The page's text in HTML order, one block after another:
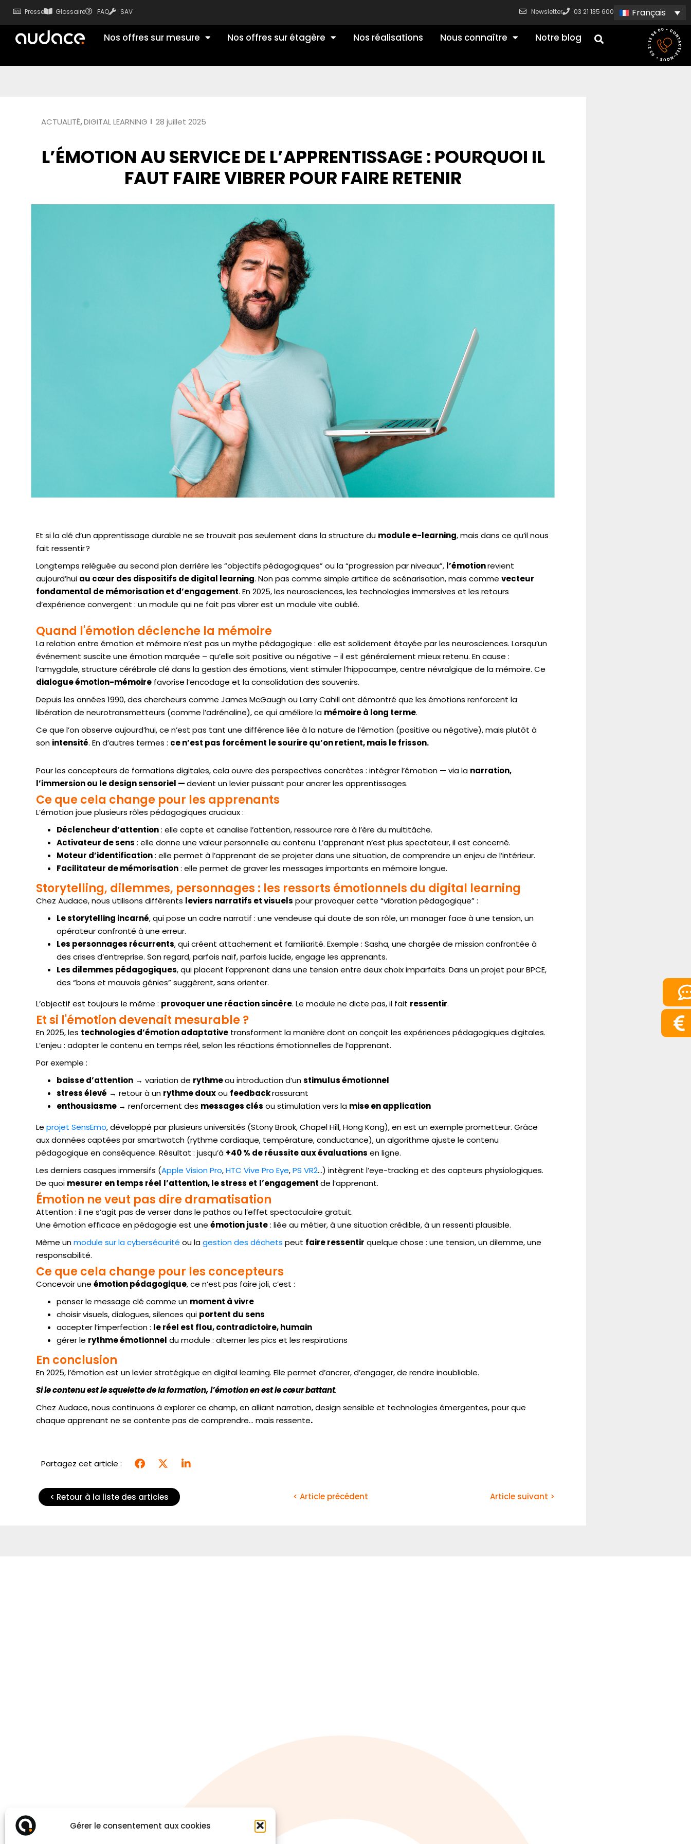
Gérer le consentement aux cookies
Presse Glossaire FAQ SAV Newsletter 03 21 135 600 Français
Nos offres sur mesure Nos offres sur étagère Nos réalisations Nous connaître Notre blog
ACTUALITÉ,DIGITAL LEARNING 28 juillet 2025
L’ÉMOTION AU SERVICE DE L’APPRENTISSAGE : POURQUOI IL
FAUT FAIRE VIBRER POUR FAIRE RETENIR
Et si la clé d’un apprentissage durable ne se trouvait pas seulement dans la structure du module e-learning, mais dans ce qu’il nous
fait ressentir ?
Longtemps reléguée au second plan derrière les “objectifs pédagogiques” ou la “progression par niveaux”, l’émotionrevient
aujourd’hui au cœur des dispositifs de digital learning. Non pas comme simple artifice de scénarisation, mais comme vecteur
fondamental de mémorisation et d’engagement. En 2025, les neurosciences, les technologies immersives et les retours
d’expérience convergent : un module qui ne fait pas vibrer est un module vite oublié.
Quand l'émotion déclenche la mémoire
La relation entre émotion et mémoire n’est pas un mythe pédagogique : elle est solidement étayée par les neurosciences. Lorsqu’un
événement suscite une émotion marquée – qu’elle soit positive ou négative – il est généralement mieux retenu. En cause :
l’amygdale, structure cérébrale clé dans la gestion des émotions, vient stimuler l’hippocampe, centre névralgique de la mémoire. Ce
dialogue émotion-mémoire favorise l’encodage et la consolidation des souvenirs.
Depuis les années 1990, des chercheurs comme James McGaugh ou Larry Cahill ont démontré que les émotions renforcent la
libération de neurotransmetteurs (comme l’adrénaline), ce qui améliore la mémoire à long terme.
Ce que l’on observe aujourd’hui, ce n’est pas tant une différence liée à la nature de l’émotion (positive ou négative), mais plutôt à
son intensité. En d’autres termes : ce n’est pas forcément le sourire qu’on retient, mais le frisson.
Pour les concepteurs de formations digitales, cela ouvre des perspectives concrètes : intégrer l’émotion — via la narration,
l’immersion ou le design sensoriel —devient un levier puissant pour ancrer les apprentissages.
Ce que cela change pour les apprenants
L’émotion joue plusieurs rôles pédagogiques cruciaux :
Déclencheur d’attention: elle capte et canalise l’attention, ressource rare à l’ère du multitâche.
Activateur de sens : elle donne une valeur personnelle au contenu. L’apprenant n’est plus spectateur, il est concerné.
Moteur d’identification: elle permet à l’apprenant de se projeter dans une situation, de comprendre un enjeu de l’intérieur.
Facilitateur de mémorisation: elle permet de graver les messages importants en mémoire longue.
Storytelling, dilemmes, personnages : les ressorts émotionnels du digital learning
Chez Audace, nous utilisons différents leviers narratifs et visuels pour provoquer cette “vibration pédagogique” :
Le storytelling incarné, qui pose un cadre narratif : une vendeuse qui doute de son rôle, un manager face à une tension, un
opérateur confronté à une erreur.
Les personnages récurrents, qui créent attachement et familiarité. Exemple : Sasha, une chargée de mission confrontée à
des crises d’entreprise. Son regard, parfois naïf, parfois lucide, engage les apprenants.
Les dilemmes pédagogiques, qui placent l’apprenant dans une tension entre deux choix imparfaits. Dans un projet pour BPCE,
des “bons et mauvais génies” suggèrent, sans orienter.
L’objectif est toujours le même : provoquer une réaction sincère. Le module ne dicte pas, il fait ressentir.
Et si l'émotion devenait mesurable ?
En 2025, les technologies d’émotion adaptative transforment la manière dont on conçoit les expériences pédagogiques digitales.
L’enjeu : adapter le contenu en temps réel, selon les réactions émotionnelles de l’apprenant.
Par exemple :
baisse d’attention → variation de rythmeou introduction d’unstimulus émotionnel
stress élevé → retour à un rythme douxou feedbackrassurant
enthousiasme → renforcement des messages clés ou stimulation vers la mise en application
Le projet SensEmo, développé par plusieurs universités (Stony Brook, Chapel Hill, Hong Kong), en est un exemple prometteur. Grâce
aux données captées par smartwatch (rythme cardiaque, température, conductance), un algorithme ajuste le contenu
pédagogique en conséquence. Résultat : jusqu’à +40 % de réussite aux évaluations en ligne.
Les derniers casques immersifs (Apple Vision Pro,HTC Vive Pro Eye,PS VR2…) intègrent l’eye-tracking et des capteurs physiologiques.
De quoi mesurer en temps réel l’attention, le stress et l’engagementde l’apprenant.
Émotion ne veut pas dire dramatisation
Attention : il ne s’agit pas de verser dans le pathos ou l’effet spectaculaire gratuit.
Une émotion efficace en pédagogie est une émotionjuste: liée au métier, à une situation crédible, à un ressenti plausible.
Même unmodule sur la cybersécurité ou lagestion des déchets peut faire ressentir quelque chose : une tension, un dilemme, une
responsabilité.
Ce que cela change pour les concepteurs
Concevoir une émotion pédagogique, ce n’est pas faire joli, c’est :
penser le message clé comme un moment à vivre
choisir visuels, dialogues, silences qui portent du sens
accepter l’imperfection : le réel est flou, contradictoire, humain
gérer le rythme émotionnel du module : alterner les pics et les respirations
En conclusion
En 2025, l’émotion est un levier stratégique en digital learning. Elle permet d’ancrer, d’engager, de rendre inoubliable.
Si le contenu est le squelette de la formation,l’émotion en est le cœur battant.
Chez Audace, nous continuons à explorer ce champ, en alliant narration, design sensible et technologies émergentes, pour que
chaque apprenant ne se contente pas de comprendre… mais ressente.
Partagez cet article :
< Retour à la liste des articles < Article précédent Article suivant >